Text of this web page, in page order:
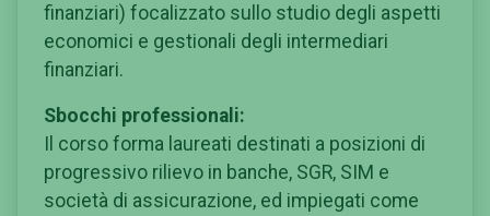
finanziari) focalizzato sullo studio degli aspetti
economici e gestionali degli intermediari
finanziari.
Sbocchi professionali:
Il corso forma laureati destinati a posizioni di
progressivo rilievo in banche, SGR, SIM e
società di assicurazione, ed impiegati come